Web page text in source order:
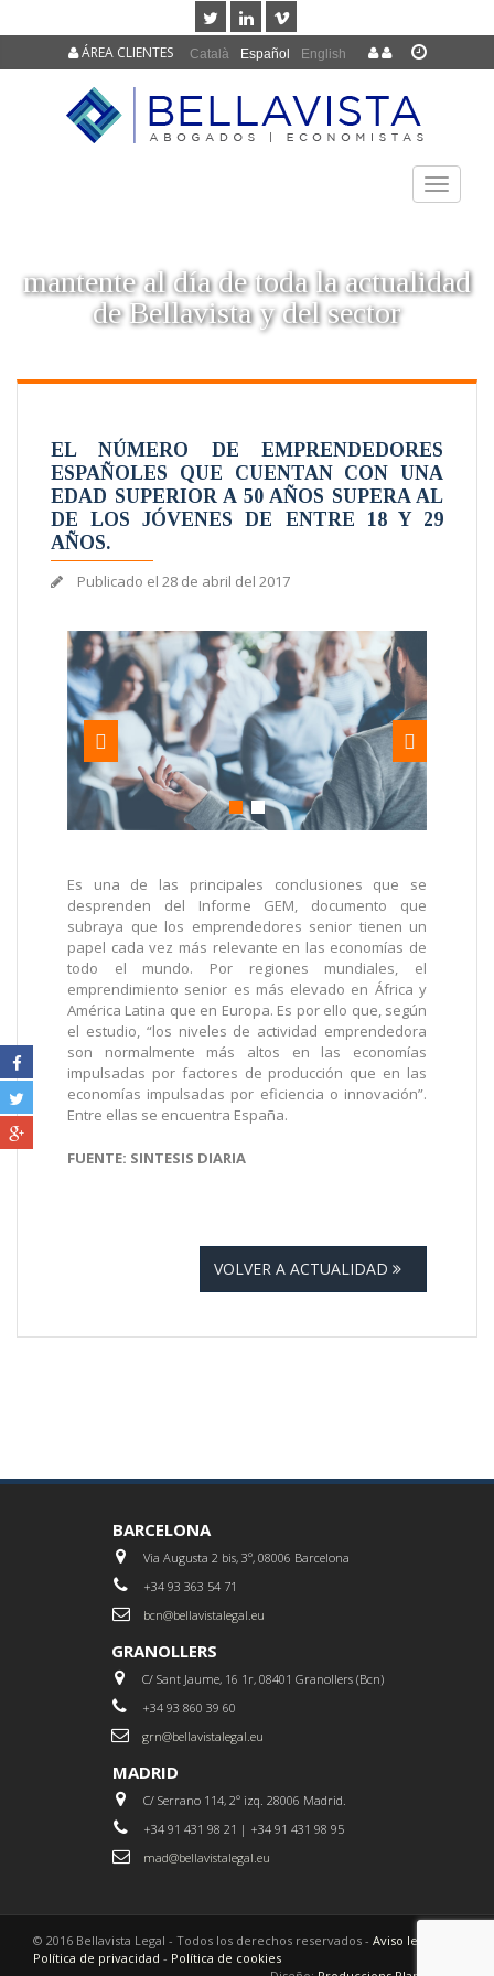
Català Español English
ÁREA CLIENTES
TOGGLE
mantente al día de toda la actualidad
de Bellavista y del sector
EL NÚMERO DE EMPRENDEDORES
ESPAÑOLES QUE CUENTAN CON UNA
EDAD SUPERIOR A 50 AÑOS SUPERA AL
DE LOS JÓVENES DE ENTRE 18 Y 29
AÑOS.
Publicado el 28 de abril del 2017
Es una de las principales conclusiones que se
desprenden del Informe GEM, documento que
subraya que los emprendedores senior tienen un
papel cada vez más relevante en las economías de
todo el mundo. Por regiones mundiales, el
emprendimiento senior es más elevado en África y
América Latina que en Europa. Es por ello que, según
el estudio, “los niveles de actividad emprendedora
son normalmente más altos en las economías
impulsadas por factores de producción que en las
economías impulsadas por eficiencia o innovación”.
Entre ellas se encuentra España.
FUENTE: SINTESIS DIARIA
VOLVER A ACTUALIDAD
BARCELONA
Via Augusta 2 bis, 3º, 08006 Barcelona
+34 93 363 54 71
bcn@bellavistalegal.eu
GRANOLLERS
C/ Sant Jaume, 16 1r, 08401 Granollers (Bcn)
+34 93 860 39 60
grn@bellavistalegal.eu
MADRID
C/ Serrano 114, 2º izq. 28006 Madrid.
+34 91 431 98 21 | +34 91 431 98 95
mad@bellavistalegal.eu
© 2016 Bellavista Legal - Todos los derechos reservados - Aviso legal
Política de privacidad - Política de cookies